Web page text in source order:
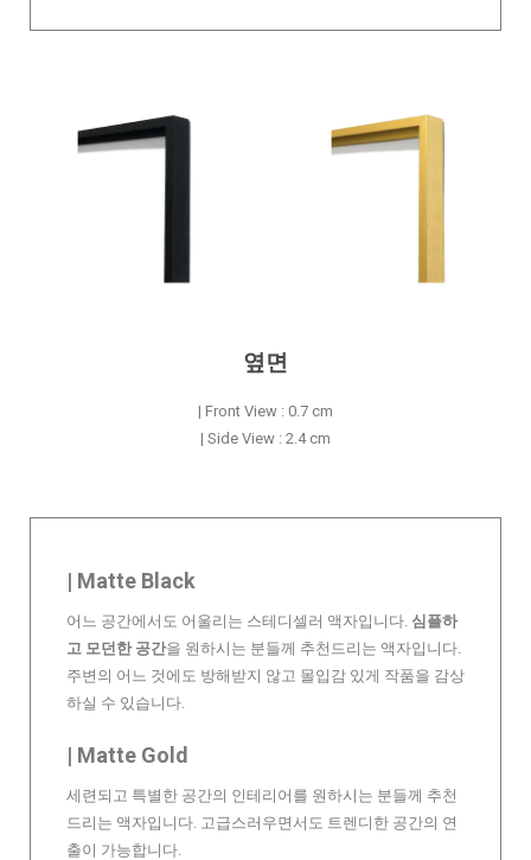
옆면
| Front View : 0.7 cm
| Side View : 2.4 cm
| Matte Black
어느 공간에서도 어울리는 스테디셀러 액자입니다. 심플하
고 모던한 공간을 원하시는 분들께 추천드리는 액자입니다.
주변의 어느 것에도 방해받지 않고 몰입감 있게 작품을 감상
하실 수 있습니다.
| Matte Gold
세련되고 특별한 공간의 인테리어를 원하시는 분들께 추천
드리는 액자입니다. 고급스러우면서도 트렌디한 공간의 연
출이 가능합니다.